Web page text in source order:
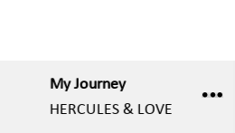
My Journey
HERCULES & LOVE AFFAIR,